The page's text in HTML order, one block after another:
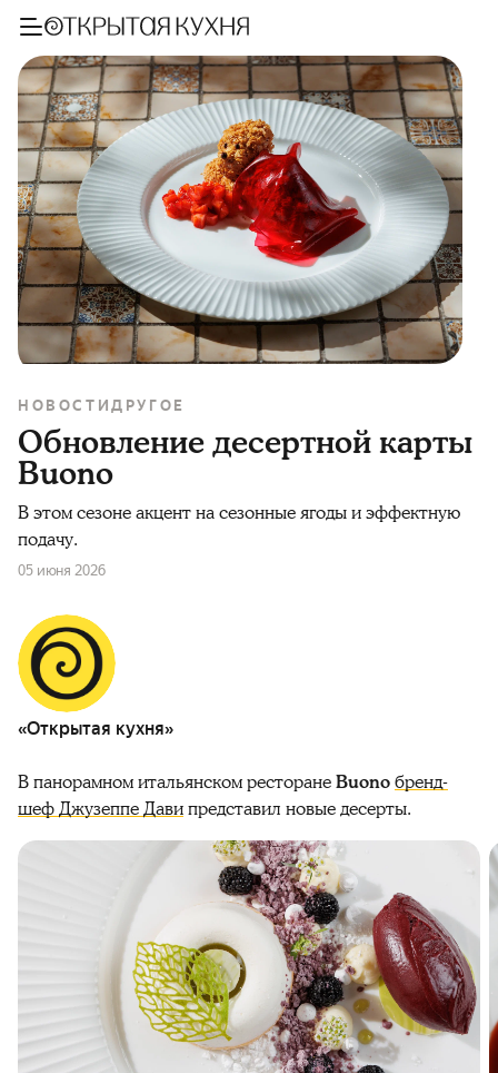
НОВОСТИДРУГОЕ
Обновление десертной карты
Buono
В этом сезоне акцент на сезонные ягоды и эффектную
подачу.
05 июня 2026
«Открытая кухня»
В панорамном итальянском ресторанеBuonoбренд-
шеф Джузеппе Давипредставил новые десерты.